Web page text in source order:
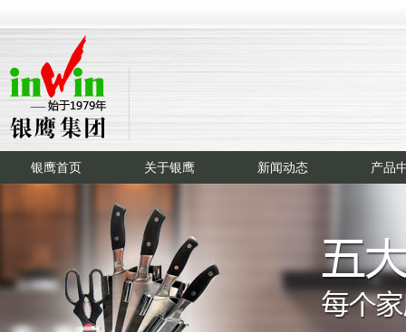
银鹰首页 关于银鹰 新闻动态 产品